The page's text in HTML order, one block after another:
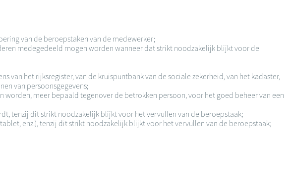
van de beroepstaken van de medewerker;
medegedeeld mogen worden wanneer dat strikt noodzakelijk blijkt voor de
van het rijksregister, van de kruispuntbank van de sociale zekerheid, van het kadaster,
van persoonsgegevens;
meer bepaald tegenover de betrokken persoon, voor het goed beheer van een
tenzij dit strikt noodzakelijk blijkt voor het vervullen van de beroepstaak;
enz.), tenzij dit strikt noodzakelijk blijkt voor het vervullen van de beroepstaak;